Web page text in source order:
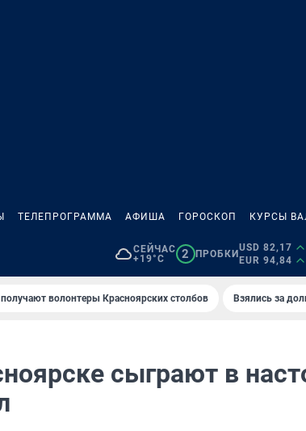
ТЕЛЕПРОГРАММА АФИША ГОРОСКОП КУРСЫ
СЕЙЧАС
+19°C
2 ПРОБКИ
USD 82,17
EUR 94,84
волонтеры Красноярских столбов Взялись за
сыграют в